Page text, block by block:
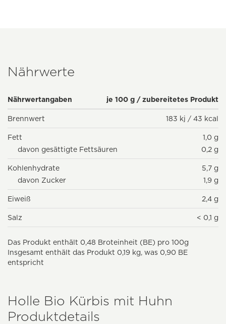
Nährwerte
Nährwertangaben je 100 g / zubereitetes Produkt
Brennwert 183 kj / 43 kcal
Fett
1,0 g
davon gesättigte Fettsäuren
0,2 g
Kohlenhydrate
5,7 g
davon Zucker
1,9 g
Eiweiß 2,4 g
Salz < 0,1 g
Das Produkt enthält 0,48 Broteinheit (BE) pro 100g
Insgesamt enthält das Produkt 0,19 kg, was 0,90 BE
entspricht
Holle Bio Kürbis mit Huhn
Produktdetails